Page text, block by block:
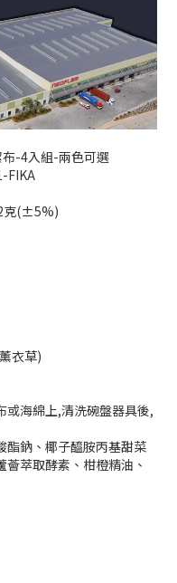
-4入組-兩色可選
FIKA
克(±5%)
衣草)
或海綿上,清洗碗盤器具後,
酯鈉、椰子醯胺丙基甜菜
萃取酵素、柑橙精油、